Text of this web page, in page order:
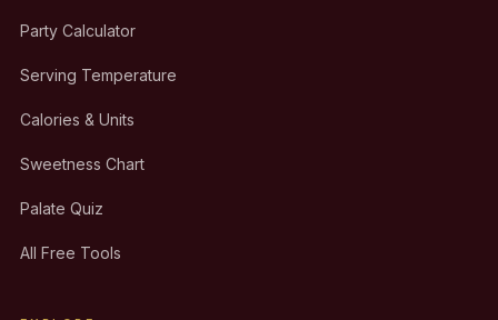
Party Calculator
Serving Temperature
Calories & Units
Sweetness Chart
Palate Quiz
All Free Tools